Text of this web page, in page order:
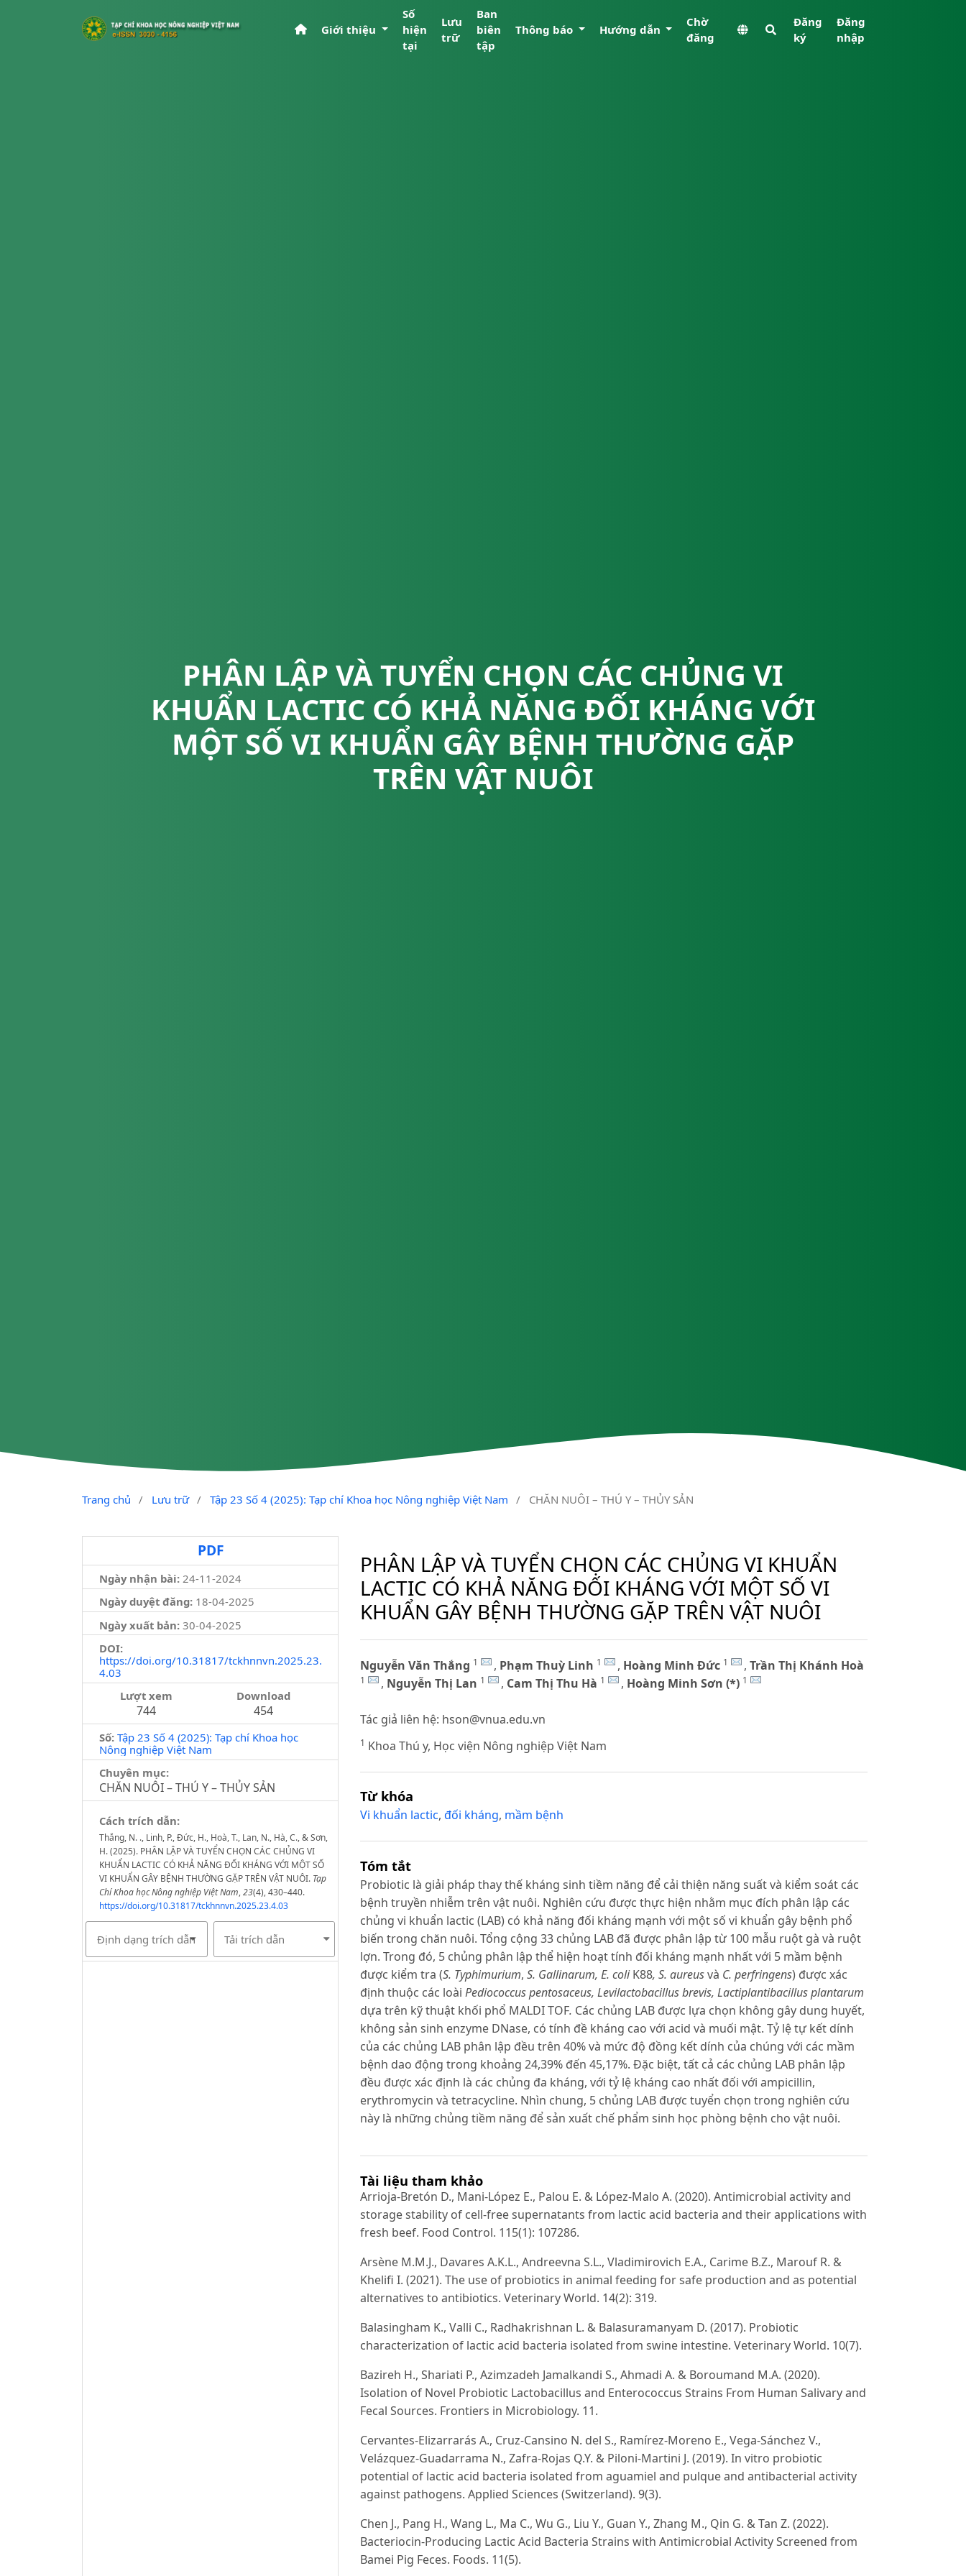
Giới thiệu
Số
hiện
tại
Lưu
trữ
Ban
biên
tập
Thông báo Hướng dẫn
Chờ
đăng
Đăng
ký
Đăng
nhập
PHÂN LẬP VÀ TUYỂN CHỌN CÁC CHỦNG VI
KHUẨN LACTIC CÓ KHẢ NĂNG ĐỐI KHÁNG VỚI
MỘT SỐ VI KHUẨN GÂY BỆNH THƯỜNG GẶP
TRÊN VẬT NUÔI
Trang chủ / Lưu trữ / Tập 23 Số 4 (2025): Tạp chí Khoa học Nông nghiệp Việt Nam / CHĂN NUÔI – THÚ Y – THỦY SẢN
PDF
Ngày nhận bài: 24-11-2024
Ngày duyệt đăng:18-04-2025
Ngày xuất bản: 30-04-2025
DOI:
https://doi.org/10.31817/tckhnnvn.2025.23.
4.03
Lượt xem
744
Download
454
Số: Tập 23 Số 4 (2025): Tạp chí Khoa học
Nông nghiệp Việt Nam
Chuyên mục:
CHĂN NUÔI – THÚ Y – THỦY SẢN
Cách trích dẫn:
Thắng, N. ., Linh, P., Đức, H., Hoà, T., Lan, N., Hà, C., & Sơn,
H. (2025). PHÂN LẬP VÀ TUYỂN CHỌN CÁC CHỦNG VI
KHUẨN LACTIC CÓ KHẢ NĂNG ĐỐI KHÁNG VỚI MỘT SỐ
VI KHUẨN GÂY BỆNH THƯỜNG GẶP TRÊN VẬT NUÔI. Tạp
Chí Khoa học Nông nghiệp Việt Nam,23(4), 430–440.
https://doi.org/10.31817/tckhnnvn.2025.23.4.03
Định dạng trích dẫn Tải trích dẫn
PHÂN LẬP VÀ TUYỂN CHỌN CÁC CHỦNG VI KHUẨN
LACTIC CÓ KHẢ NĂNG ĐỐI KHÁNG VỚI MỘT SỐ VI
KHUẨN GÂY BỆNH THƯỜNG GẶP TRÊN VẬT NUÔI
Nguyễn Văn Thắng 1 , Phạm Thuỳ Linh 1 , Hoàng Minh Đức 1 ,Trần Thị Khánh Hoà
1 , Nguyễn Thị Lan 1 , Cam Thị Thu Hà 1 , Hoàng Minh Sơn (*) 1
Tác giả liên hệ: hson@vnua.edu.vn
1 Khoa Thú y, Học viện Nông nghiệp Việt Nam
Từ khóa
Vi khuẩn lactic,đối kháng, mầm bệnh
Tóm tắt
Probiotic là giải pháp thay thế kháng sinh tiềm năng để cải thiện năng suất và kiểm soát các
bệnh truyền nhiễm trên vật nuôi. Nghiên cứu được thực hiện nhằm mục đích phân lập các
chủng vi khuẩn lactic (LAB) có khả năng đối kháng mạnh với một số vi khuẩn gây bệnh phổ
biến trong chăn nuôi. Tổng cộng 33 chủng LAB đã được phân lập từ 100 mẫu ruột gà và ruột
lợn. Trong đó, 5 chủng phân lập thể hiện hoạt tính đối kháng mạnh nhất với 5 mầm bệnh
được kiểm tra (S. Typhimurium,S. Gallinarum, E. coliK88, S. aureusvà C. perfringens) được xác
định thuộc các loàiPediococcus pentosaceus, Levilactobacillus brevis, Lactiplantibacillus plantarum
dựa trên kỹ thuật khối phổ MALDI TOF. Các chủng LAB được lựa chọn không gây dung huyết,
không sản sinh enzyme DNase, có tính đề kháng cao với acid và muối mật. Tỷ lệ tự kết dính
của các chủng LAB phân lập đều trên 40% và mức độ đồng kết dính của chúng với các mầm
bệnh dao động trong khoảng 24,39% đến 45,17%. Đặc biệt, tất cả các chủng LAB phân lập
đều được xác định là các chủng đa kháng, với tỷ lệ kháng cao nhất đối với ampicillin,
erythromycin và tetracycline. Nhìn chung, 5 chủng LAB được tuyển chọn trong nghiên cứu
này là những chủng tiềm năng để sản xuất chế phẩm sinh học phòng bệnh cho vật nuôi.
Tài liệu tham khảo
Arrioja-Bretón D., Mani-López E., Palou E. & López-Malo A. (2020). Antimicrobial activity and
storage stability of cell-free supernatants from lactic acid bacteria and their applications with
fresh beef. Food Control. 115(1): 107286.
Arsène M.M.J., Davares A.K.L., Andreevna S.L., Vladimirovich E.A., Carime B.Z., Marouf R. &
Khelifi I. (2021). The use of probiotics in animal feeding for safe production and as potential
alternatives to antibiotics. Veterinary World. 14(2): 319.
Balasingham K., Valli C., Radhakrishnan L. & Balasuramanyam D. (2017). Probiotic
characterization of lactic acid bacteria isolated from swine intestine. Veterinary World. 10(7).
Bazireh H., Shariati P., Azimzadeh Jamalkandi S., Ahmadi A. & Boroumand M.A. (2020).
Isolation of Novel Probiotic Lactobacillus and Enterococcus Strains From Human Salivary and
Fecal Sources. Frontiers in Microbiology. 11.
Cervantes-Elizarrarás A., Cruz-Cansino N. del S., Ramírez-Moreno E., Vega-Sánchez V.,
Velázquez-Guadarrama N., Zafra-Rojas Q.Y. & Piloni-Martini J. (2019). In vitro probiotic
potential of lactic acid bacteria isolated from aguamiel and pulque and antibacterial activity
against pathogens. Applied Sciences (Switzerland). 9(3).
Chen J., Pang H., Wang L., Ma C., Wu G., Liu Y., Guan Y., Zhang M., Qin G. & Tan Z. (2022).
Bacteriocin-Producing Lactic Acid Bacteria Strains with Antimicrobial Activity Screened from
Bamei Pig Feces. Foods. 11(5).